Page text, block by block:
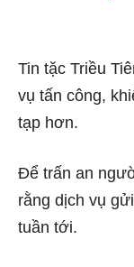
Tin tặc Triều
vụ tấn công,
tạp hơn.
Để trấn an
rằng dịch vụ
tuần tới.